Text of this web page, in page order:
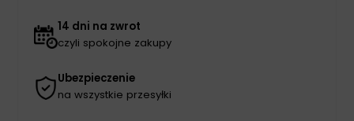
14 dni na zwrot
czyli spokojne zakupy
Ubezpieczenie
na wszystkie przesyłki